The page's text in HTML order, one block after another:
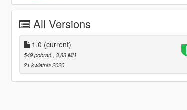
All Versions
1.0 (current)
549 pobrań , 3,83 MB
21 kwietnia 2020